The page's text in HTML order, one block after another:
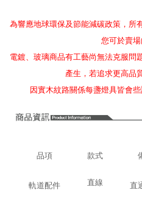
為響應地球環保及節能減碳政策，所
您可於賣場
電鍍、玻璃商品有工藝尚無法克服問
產生，若追求更高品
因實木紋路關係每盞燈具皆會
品項 款式
軌道配件 直線 直